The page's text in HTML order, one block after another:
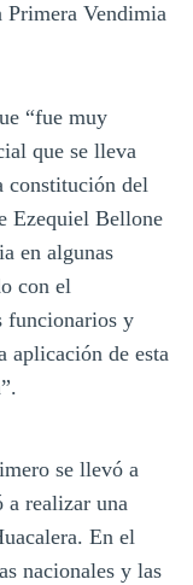
Primera Vendimia
“fue muy
que se lleva
constitución del
Ezequiel Bellone
en algunas
con el
funcionarios y
aplicación de esta
se llevó a
realizar una
En el
nacionales y las